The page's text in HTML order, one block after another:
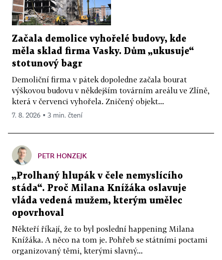
Začala demolice vyhořelé budovy, kde
měla sklad firma Vasky. Dům „ukusuje“
stotunový bagr
Demoliční firma v pátek dopoledne začala bourat
výškovou budovu v někdejším továrním areálu ve Zlíně,
která v červenci vyhořela. Zničený objekt...
7. 8. 2026 ▪ 3 min. čtení
PETR HONZEJK
„Prolhaný hlupák v čele nemyslícího
stáda“. Proč Milana Knížáka oslavuje
vláda vedená mužem, kterým umělec
opovrhoval
Někteří říkají, že to byl poslední happening Milana
Knížáka. A něco na tom je. Pohřeb se státními poctami
organizovaný těmi, kterými slavný...